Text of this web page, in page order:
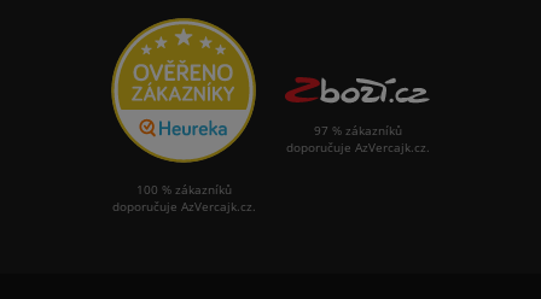
100 % zákazníků
doporučuje AzVercajk.cz.
97 % zákazníků
doporučuje AzVercajk.cz.